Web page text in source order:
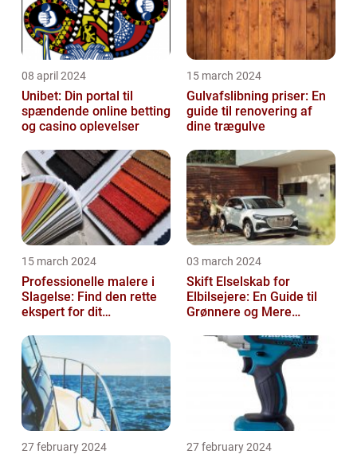
08 april 2024
Unibet: Din portal til
spændende online betting
og casino oplevelser
15 march 2024
Gulvafslibning priser: En
guide til renovering af
dine trægulve
15 march 2024
Professionelle malere i
Slagelse: Find den rette
ekspert for dit
03 march 2024
Skift Elselskab for
Elbilsejere: En Guide til
Grønnere og Mere
27 february 2024 27 february 2024